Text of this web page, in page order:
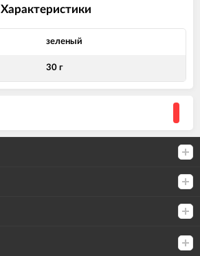
Характеристики
зеленый
30 г